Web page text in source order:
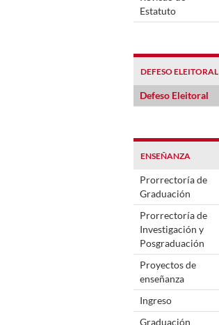
Estatuto
DEFESO ELEITORAL
Defeso Eleitoral
ENSEÑANZA
Prorrectoría de
Graduación
Prorrectoría de
Investigación y
Posgraduación
Proyectos de
enseñanza
Ingreso
Graduación